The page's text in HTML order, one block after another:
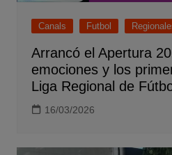
Canals Futbol
Arrancó el Apertura
emociones y los
Liga Regional de
16/03/2026